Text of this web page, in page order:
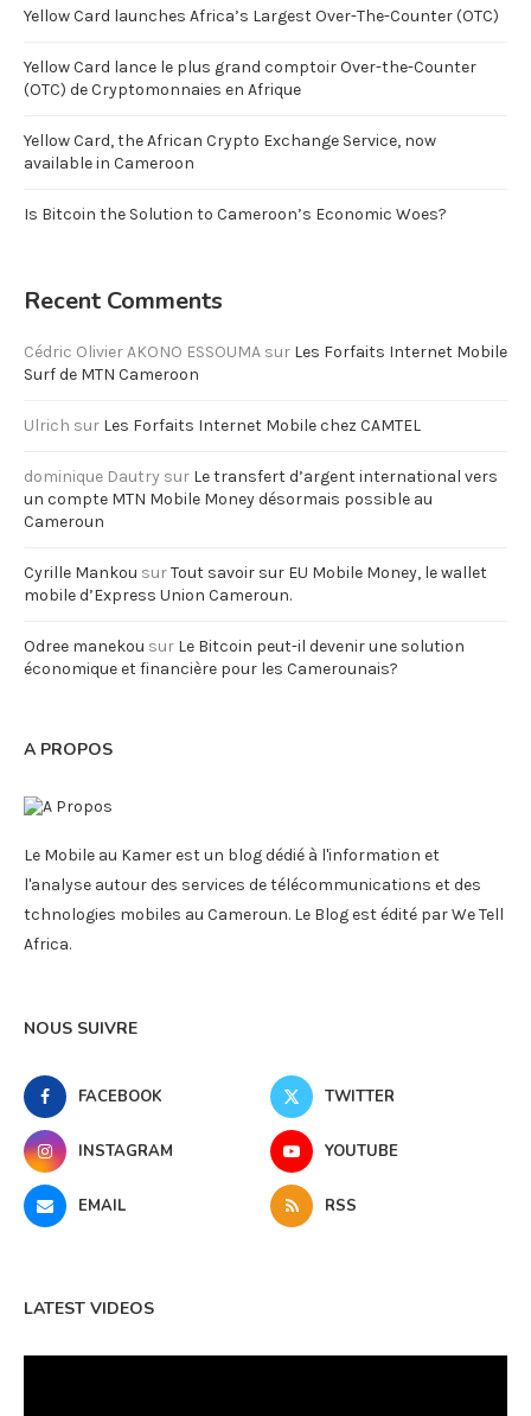
Yellow Card launches Africa’s Largest Over-The-Counter (OTC)
Yellow Card lance le plus grand comptoir Over-the-Counter
(OTC) de Cryptomonnaies en Afrique
Yellow Card, the African Crypto Exchange Service, now
available in Cameroon
Is Bitcoin the Solution to Cameroon’s Economic Woes?
Recent Comments
Cédric Olivier AKONO ESSOUMA sur Les Forfaits Internet Mobile
Surf de MTN Cameroon
Ulrich sur Les Forfaits Internet Mobile chez CAMTEL
dominique Dautry sur Le transfert d’argent international vers
un compte MTN Mobile Money désormais possible au
Cameroun
Cyrille Mankou surTout savoir sur EU Mobile Money, le wallet
mobile d’Express Union Cameroun.
Odree manekou sur Le Bitcoin peut-il devenir une solution
économique et financière pour les Camerounais?
A PROPOS
Le Mobile au Kamer est un blog dédié à l'information et
l'analyse autour des services de télécommunications et des
tchnologies mobiles au Cameroun. Le Blog est édité par We Tell
Africa.
NOUS SUIVRE
FACEBOOK TWITTER
INSTAGRAM YOUTUBE
EMAIL RSS
LATEST VIDEOS